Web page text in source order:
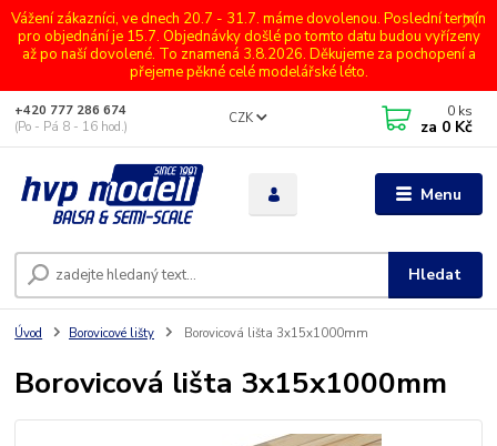
Vážení zákazníci, ve dnech 20.7 - 31.7. máme dovolenou. Poslední termín
pro objednání je 15.7. Objednávky došlé po tomto datu budou vyřízeny
až po naší dovolené. To znamená 3.8.2026. Děkujeme za pochopení a
přejeme pěkné celé modelářské léto.
Menu
CZK
Hledat
+420 777 286 674
(Po - Pá 8 - 16 hod.)
0 ks
za 0 Kč
Úvod Borovicové lišty Borovicová lišta 3x15x1000mm
Borovicová lišta 3x15x1000mm